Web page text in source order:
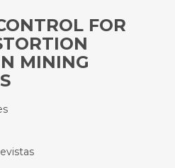
FOR
MINING